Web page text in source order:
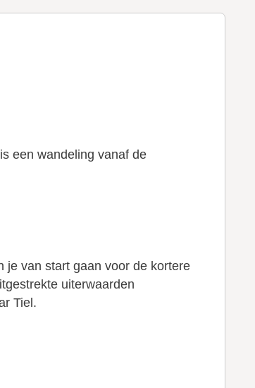
een wandeling vanaf de
je van start gaan voor de kortere
uiterwaarden
Tiel.